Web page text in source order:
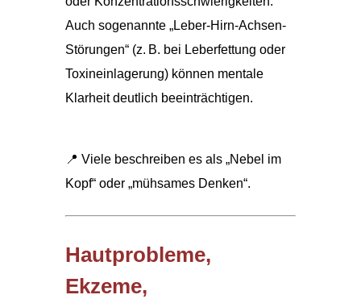
Auch sogenannte „Leber-Hirn-Achsen-
Störungen“ (z. B. bei Leberfettung oder
Toxineinlagerung) können mentale
Klarheit deutlich beeinträchtigen.
📍 Viele beschreiben es als „Nebel im
Kopf“ oder „mühsames Denken“.
Hautprobleme,
Ekzeme,